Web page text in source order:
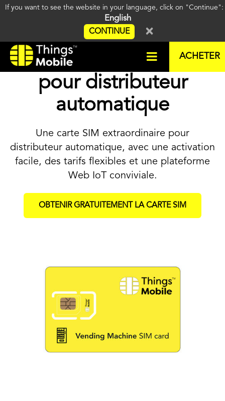
If you want to see the website in your language, click on "Continue":
English
CONTINUE ×
ACHETER
La meilleure carte SIM
pour distributeur
automatique
Une carte SIM extraordinaire pour
distributeur automatique, avec une activation
facile, des tarifs flexibles et une plateforme
Web IoT conviviale.
OBTENIR GRATUITEMENT LA CARTE SIM